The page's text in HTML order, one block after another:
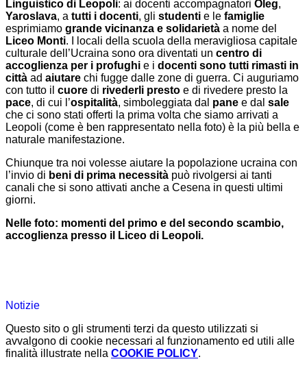
Linguistico di Leopoli: ai docenti accompagnatori Oleg,
Yaroslava, a tutti i docenti, gli studenti e le famiglie
esprimiamo grande vicinanza e solidarietà a nome del
Liceo Monti. I locali della scuola della meravigliosa capitale
culturale dell’Ucraina sono ora diventati un centro di
accoglienza per i profughi e i docenti sono tutti rimasti in
città ad aiutare chi fugge dalle zone di guerra. Ci auguriamo
con tutto il cuore di rivederli presto e di rivedere presto la
pace, di cui l’ospitalità, simboleggiata dal pane e dal sale
che ci sono stati offerti la prima volta che siamo arrivati a
Leopoli (come è ben rappresentato nella foto) è la più bella e
naturale manifestazione.
Chiunque tra noi volesse aiutare la popolazione ucraina con
l’invio di beni di prima necessità può rivolgersi ai tanti
canali che si sono attivati anche a Cesena in questi ultimi
giorni.
Nelle foto: momenti del primo e del secondo scambio,
accoglienza presso il Liceo di Leopoli.
Notizie
Questo sito o gli strumenti terzi da questo utilizzati si
avvalgono di cookie necessari al funzionamento ed utili alle
finalità illustrate nella COOKIE POLICY.